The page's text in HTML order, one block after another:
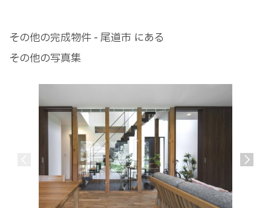
その他の完成物件 - 尾道市 にある
その他の写真集